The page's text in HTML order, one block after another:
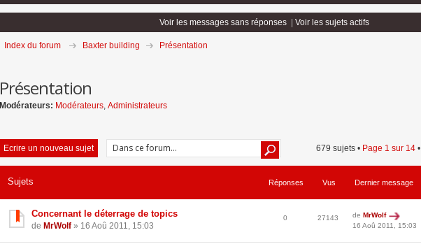
Voir les messages sans réponses Voir les sujets actifs
Index du forum Baxter building Présentation
Présentation
Modérateurs: Modérateurs, Administrateurs
Ecrire un nouveau sujet 679 sujets • Page 1 sur 14 •
Sujets Réponses Vus Dernier message
Concernant le déterrage de topics
de MrWolf » 16 Aoû 2011, 15:03
0 27143 de MrWolf
16 Aoû 2011, 15:03